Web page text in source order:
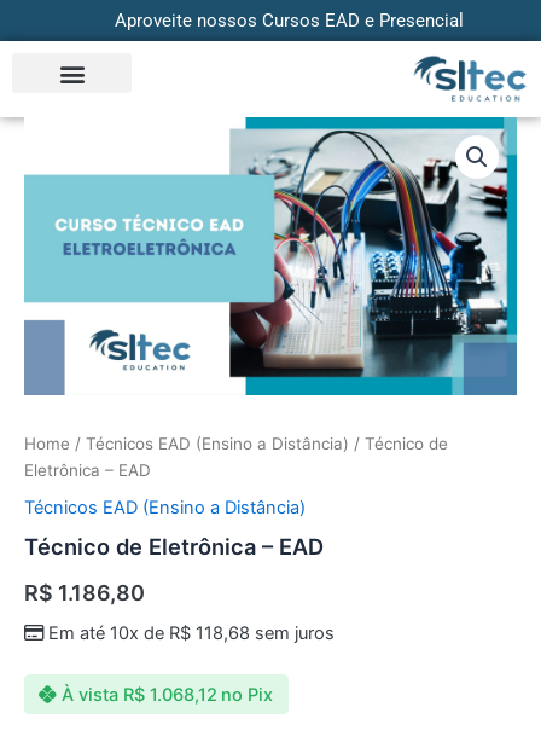
to
content
Aproveite nossos Cursos EAD e Presencial
Home / Técnicos EAD (Ensino a Distância) / Técnico de
Eletrônica – EAD
Técnicos EAD (Ensino a Distância)
Técnico de Eletrônica – EAD
R$ 1.186,80
Em até 10x de R$118,68 sem juros
À vista R$1.068,12 no Pix
Técnico
Eletrônica
EAD
quantity